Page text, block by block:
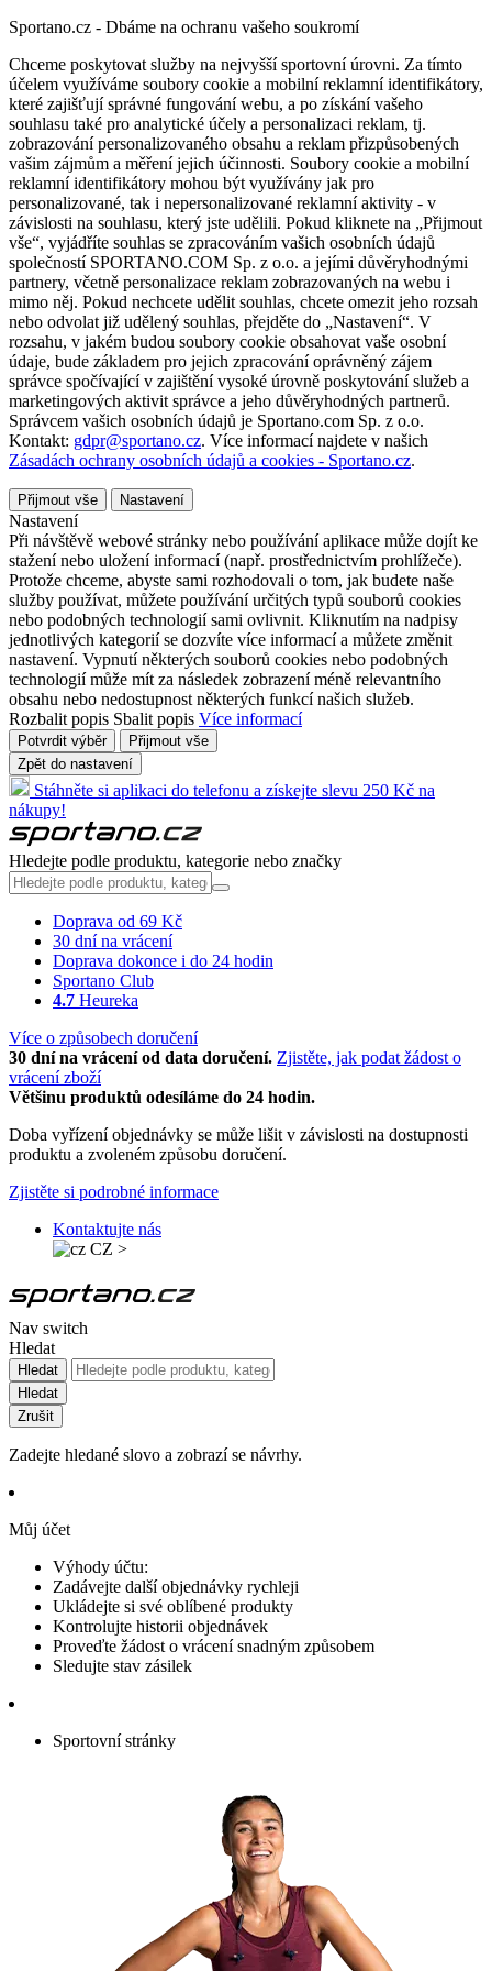
Sportano.cz - Dbáme na ochranu vašeho soukromí
Chceme poskytovat služby na nejvyšší sportovní úrovni. Za tímto
účelem využíváme soubory cookie a mobilní reklamní identifikátory,
které zajišťují správné fungování webu, a po získání vašeho
souhlasu také pro analytické účely a personalizaci reklam, tj.
zobrazování personalizovaného obsahu a reklam přizpůsobených
vašim zájmům a měření jejich účinnosti. Soubory cookie a mobilní
reklamní identifikátory mohou být využívány jak pro
personalizované, tak i nepersonalizované reklamní aktivity - v
závislosti na souhlasu, který jste udělili. Pokud kliknete na „Přijmout
vše“, vyjádříte souhlas se zpracováním vašich osobních údajů
společností SPORTANO.COM Sp. z o.o. a jejími důvěryhodnými
partnery, včetně personalizace reklam zobrazovaných na webu i
mimo něj. Pokud nechcete udělit souhlas, chcete omezit jeho rozsah
nebo odvolat již udělený souhlas, přejděte do „Nastavení“. V
rozsahu, v jakém budou soubory cookie obsahovat vaše osobní
údaje, bude základem pro jejich zpracování oprávněný zájem
správce spočívající v zajištění vysoké úrovně poskytování služeb a
marketingových aktivit správce a jeho důvěryhodných partnerů.
Správcem vašich osobních údajů je Sportano.com Sp. z o.o.
Kontakt: gdpr@sportano.cz. Více informací najdete v našich
Zásadách ochrany osobních údajů a cookies - Sportano.cz.
Přijmout vše Nastavení
Nastavení
Při návštěvě webové stránky nebo používání aplikace může dojít ke
stažení nebo uložení informací (např. prostřednictvím prohlížeče).
Protože chceme, abyste sami rozhodovali o tom, jak budete naše
služby používat, můžete používání určitých typů souborů cookies
nebo podobných technologií sami ovlivnit. Kliknutím na nadpisy
jednotlivých kategorií se dozvíte více informací a můžete změnit
nastavení. Vypnutí některých souborů cookies nebo podobných
technologií může mít za následek zobrazení méně relevantního
obsahu nebo nedostupnost některých funkcí našich služeb.
Rozbalit popis Sbalit popis Více informací
Potvrdit výběr
Přijmout vše
Zpět do nastavení
Stáhněte si aplikaci do telefonu a získejte slevu 250 Kč na
nákupy!
Hledejte podle produktu, kategorie nebo značky
Doprava od 69 Kč
30 dní na vrácení
Doprava dokonce i do 24 hodin
Sportano Club
4.7 Heureka
Více o způsobech doručení
30 dní na vrácení od data doručení. Zjistěte, jak podat žádost o
vrácení zboží
Většinu produktů odesíláme do 24 hodin.
Doba vyřízení objednávky se může lišit v závislosti na dostupnosti
produktu a zvoleném způsobu doručení.
Zjistěte si podrobné informace
Kontaktujte nás
CZ >
Nav switch
Hledat
Hledat
Hledat
Zrušit
Zadejte hledané slovo a zobrazí se návrhy.
Můj účet
Výhody účtu:
Zadávejte další objednávky rychleji
Ukládejte si své oblíbené produkty
Kontrolujte historii objednávek
Proveďte žádost o vrácení snadným způsobem
Sledujte stav zásilek
Sportovní stránky